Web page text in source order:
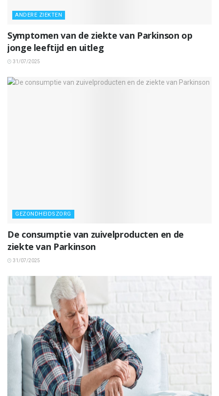
ANDERE ZIEKTEN
Symptomen van de ziekte van Parkinson op
jonge leeftijd en uitleg
31/07/2025
GEZONDHEIDSZORG
De consumptie van zuivelproducten en de
ziekte van Parkinson
31/07/2025